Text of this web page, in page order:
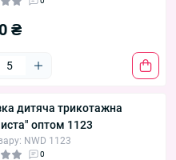
₴
дитяча трикотажна
оптом 1123
NWD 1123
0